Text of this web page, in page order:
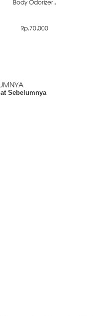
Body Odorizer..
Rp.70,000
Sebelumnya